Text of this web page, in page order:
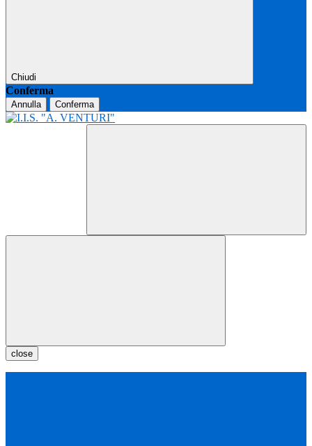
Chiudi
Conferma
Annulla Conferma
close